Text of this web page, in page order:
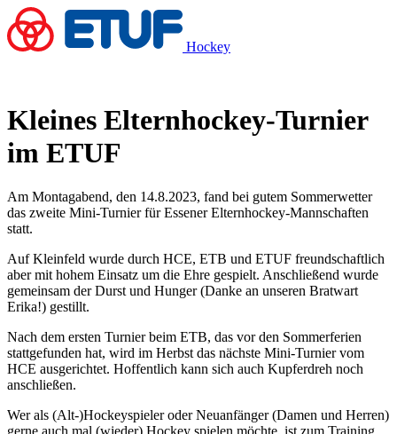
Hockey
Kleines Elternhockey-Turnier
im ETUF
Am Montagabend, den 14.8.2023, fand bei gutem Sommerwetter
das zweite Mini-Turnier für Essener Elternhockey-Mannschaften
statt.
Auf Kleinfeld wurde durch HCE, ETB und ETUF freundschaftlich
aber mit hohem Einsatz um die Ehre gespielt. Anschließend wurde
gemeinsam der Durst und Hunger (Danke an unseren Bratwart
Erika!) gestillt.
Nach dem ersten Turnier beim ETB, das vor den Sommerferien
stattgefunden hat, wird im Herbst das nächste Mini-Turnier vom
HCE ausgerichtet. Hoffentlich kann sich auch Kupferdreh noch
anschließen.
Wer als (Alt-)Hockeyspieler oder Neuanfänger (Damen und Herren)
gerne auch mal (wieder) Hockey spielen möchte, ist zum Training